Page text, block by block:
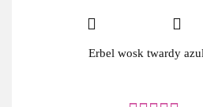
Erbel wosk twardy